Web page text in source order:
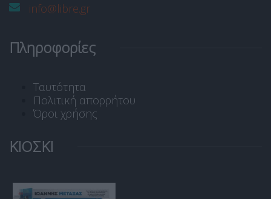
info@libre.gr
Πληροφορίες
Ταυτότητα
Πολιτική απορρήτου
Όροι χρήσης
ΚΙΟΣΚΙ